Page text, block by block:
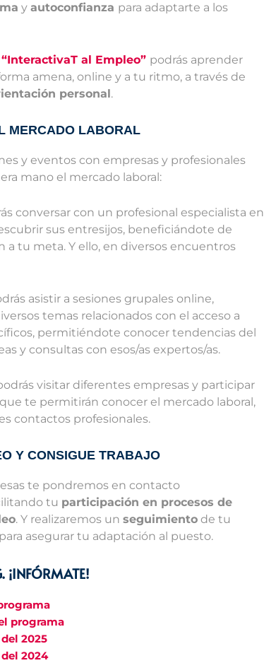
y autoconfianza para adaptarte a los
al Empleo” podrás aprender
amena, online y a tu ritmo, a través de
personal.
MERCADO LABORAL
y eventos con empresas y profesionales
mano el mercado laboral:
conversar con un profesional especialista en
sus entresijos, beneficiándote de
a tu meta. Y ello, en diversos encuentros
asistir a sesiones grupales online,
temas relacionados con el acceso a
permitiéndote conocer tendencias del
y consultas con esos/as expertos/as.
visitar diferentes empresas y participar
te permitirán conocer el mercado laboral,
contactos profesionales.
Y CONSIGUE TRABAJO
te pondremos en contacto
tu participación en procesos de
. Y realizaremos un seguimiento de tu
asegurar tu adaptación al puesto.
programa
2025
2024